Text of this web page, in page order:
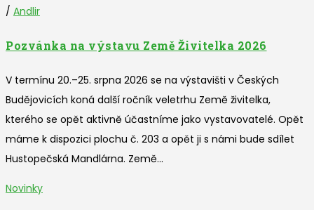
/ Andlir
Pozvánka na výstavu Země Živitelka 2026
V termínu 20.–25. srpna 2026 se na výstavišti v Českých
Budějovicích koná další ročník veletrhu Země živitelka,
kterého se opět aktivně účastníme jako vystavovatelé. Opět
máme k dispozici plochu č. 203 a opět ji s námi bude sdílet
Hustopečská Mandlárna. Země...
Novinky